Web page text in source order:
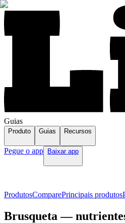
Guias
Produto Guias Recursos
Pegue o app Baixar app
ProdutosComparePrincipais produtos
Brusqueta —